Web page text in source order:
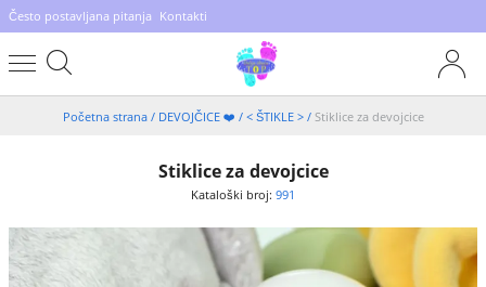
Često postavljana pitanja Kontakti
Početna strana / DEVOJČICE ❤️ / < ŠTIKLE > / Stiklice za devojcice
Stiklice za devojcice
Kataloški broj: 991